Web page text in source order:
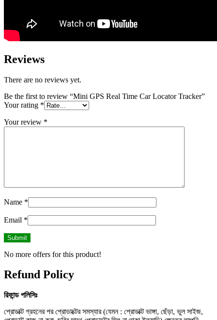
Reviews
There are no reviews yet.
Be the first to review “Mini GPS Real Time Car Locator Tracker”
Your rating *
Your review *
Name *
Email *
No more offers for this product!
Refund Policy
রিফান্ড পলিসিঃ
প্রোডাক্ট গ্রহনের পর প্রোডাক্টের সমস্যার (যেমন : প্রোডাক্ট ভাঙ্গা, ছেঁড়া, ভুল সাইজ,